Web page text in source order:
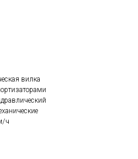
вилка
ч